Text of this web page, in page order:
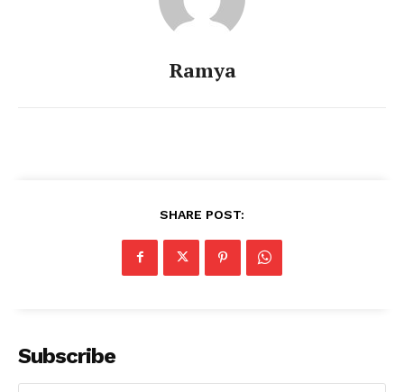
Ramya
SHARE POST:
Subscribe